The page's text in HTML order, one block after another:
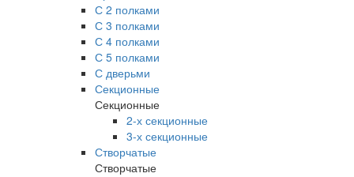
С 2 полками
С 3 полками
С 4 полками
С 5 полками
С дверьми
Секционные
Секционные
2-х секционные
3-х секционные
Створчатые
Створчатые